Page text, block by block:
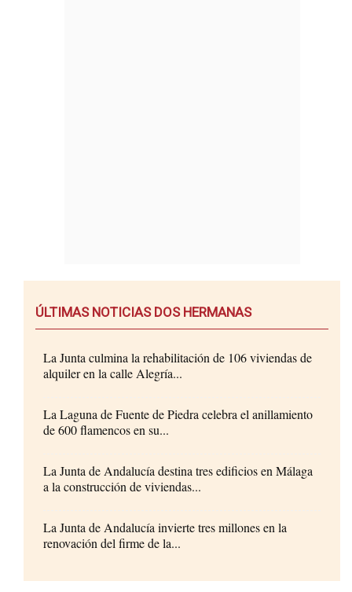
ÚLTIMAS NOTICIAS DOS HERMANAS
La Junta culmina la rehabilitación de 106 viviendas de
alquiler en la calle Alegría...
La Laguna de Fuente de Piedra celebra el anillamiento
de 600 flamencos en su...
La Junta de Andalucía destina tres edificios en Málaga
a la construcción de viviendas...
La Junta de Andalucía invierte tres millones en la
renovación del firme de la...